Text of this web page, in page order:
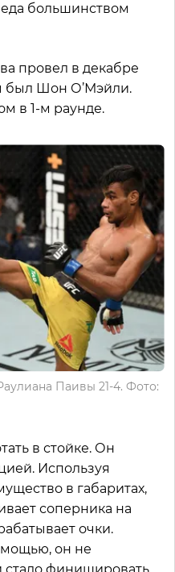
большинством
провел в декабре
был Шон О’Мэйли.
в 1-м раунде.
Паивы 21-4. Фото:
в стойке. Он
Используя
в габаритах,
соперника на
очки.
он не